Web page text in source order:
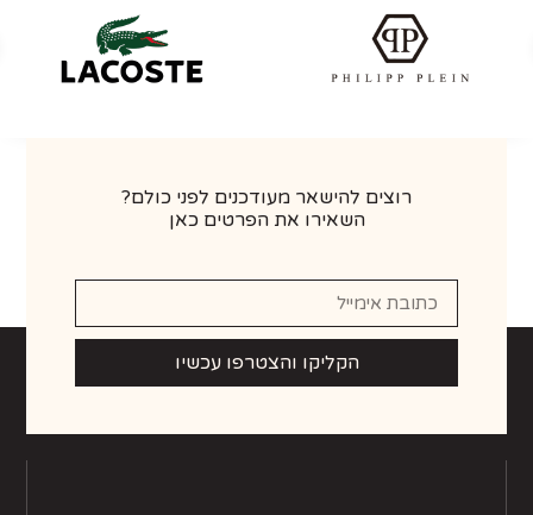
רוצים להישאר מעודכנים לפני כולם?
השאירו את הפרטים כאן
הקליקו והצטרפו עכשיו